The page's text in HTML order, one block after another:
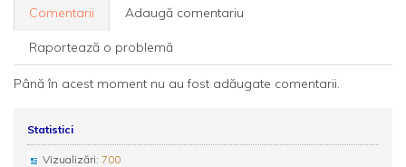
Comentarii Adaugă comentariu
Raportează o problemă
Până în acest moment nu au fost adăugate comentarii.
Statistici
Vizualizări: 700